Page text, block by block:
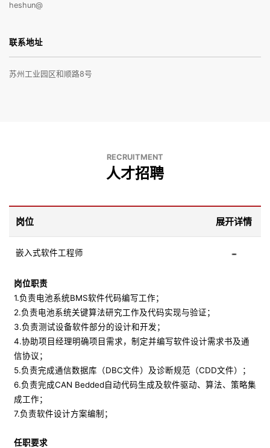
heshun@
联系地址
苏州工业园区和顺路8号
RECRUITMENT
人才招聘
岗位 展开详情
嵌入式软件工程师
岗位职责
1.负责电池系统BMS软件代码编写工作；
2.负责电池系统关键算法研究工作及代码实现与验证；
3.负责测试设备软件部分的设计和开发；
4.协助项目经理明确项目需求，制定并编写软件设计需求书及通
信协议；
5.负责完成通信数据库（DBC文件）及诊断规范（CDD文件）；
6.负责完成CAN Bedded自动代码生成及软件驱动、算法、策略集
成工作；
7.负责软件设计方案编制；
任职要求